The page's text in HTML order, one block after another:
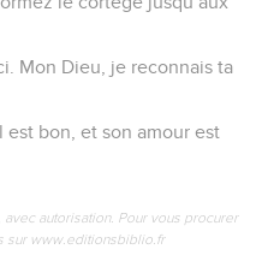
Mon Dieu, je reconnais ta
est bon, et son amour est
autorisation. Pour vous procurer
sur www.editionsbiblio.fr